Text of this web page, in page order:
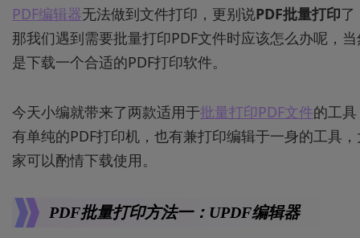
PDF编辑器无法做到文件打印，更别说PDF批量打印了
那我们遇到需要批量打印PDF文件时应该怎么办呢，
是下载一个合适的PDF打印软件。
今天小编就带来了两款适用于批量打印PDF文件的工
有单纯的PDF打印机，也有兼打印编辑于一身的工具
家可以酌情下载使用。
PDF批量打印方法一：UPDF编辑器